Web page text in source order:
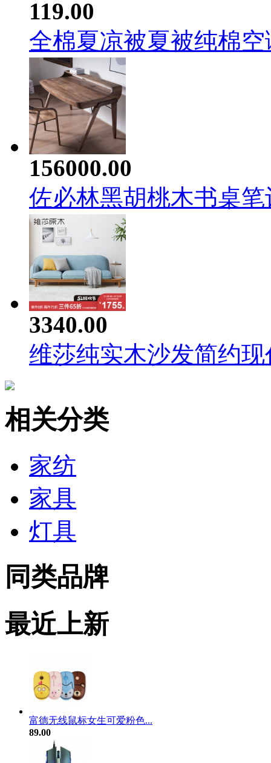
119.00
全棉夏凉被夏被纯棉空
156000.00
佐必林黑胡桃木书桌笔
3340.00
维莎纯实木沙发简约现
相关分类
家纺
家具
灯具
同类品牌
最近上新
富德无线鼠标女生可爱粉色...
89.00